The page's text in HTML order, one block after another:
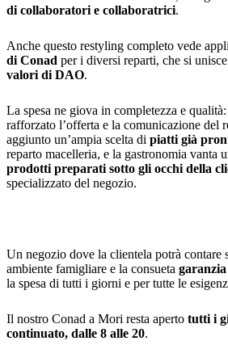
di collaboratori e collaboratrici.
Anche questo restyling completo vede
di Conad per i diversi reparti, che si
valori di DAO.
La spesa ne giova in completezza e
rafforzato l’offerta e la comunicazione del
aggiunto un’ampia scelta di piatti già
reparto macelleria, e la gastronomia vanta
prodotti preparati sotto gli occhi della
specializzato del negozio.
Un negozio dove la clientela potrà contare
ambiente famigliare e la consueta garanzia
la spesa di tutti i giorni e per tutte le
Il nostro Conad a Mori resta aperto tutti i
continuato, dalle 8 alle 20.